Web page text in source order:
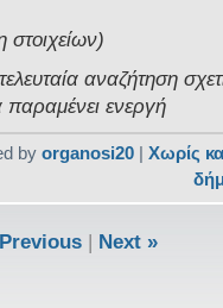
στοιχείων)
αναζήτηση
παραμένει ενεργή
byorganosi20 |Χωρίς
|
Next »